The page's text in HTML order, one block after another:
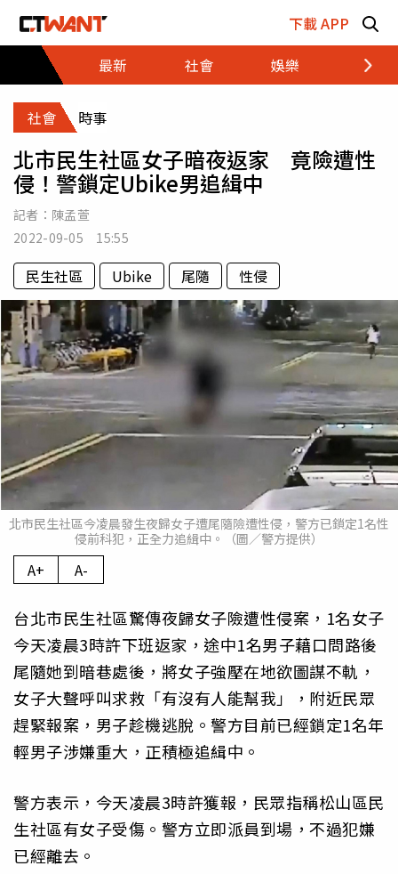
下載 APP
最新
社會 娛樂 財經
社會 時事
北市民生社區女子暗夜返家 竟險遭性
侵！警鎖定Ubike男追緝中
記者： 陳孟萱
2022-09-05 15:55
民生社區 Ubike 尾隨 性侵
北市民生社區今凌晨發生夜歸女子遭尾隨險遭性侵，警方已鎖定1名性
侵前科犯，正全力追緝中。（圖／警方提供）
A+ A-
台北市民生社區驚傳夜歸女子險遭性侵案，1名女子
今天凌晨3時許下班返家，途中1名男子藉口問路後
尾隨她到暗巷處後，將女子強壓在地欲圖謀不軌，
女子大聲呼叫求救「有沒有人能幫我」，附近民眾
趕緊報案，男子趁機逃脫。警方目前已經鎖定1名年
輕男子涉嫌重大，正積極追緝中。
警方表示，今天凌晨3時許獲報，民眾指稱松山區民
生社區有女子受傷。警方立即派員到場，不過犯嫌
已經離去。